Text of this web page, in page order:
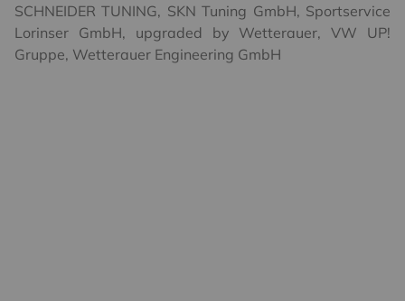
SCHNEIDER TUNING, SKN Tuning GmbH, Sportservice
Lorinser GmbH, upgraded by Wetterauer,VW UP!
Gruppe, Wetterauer Engineering GmbH